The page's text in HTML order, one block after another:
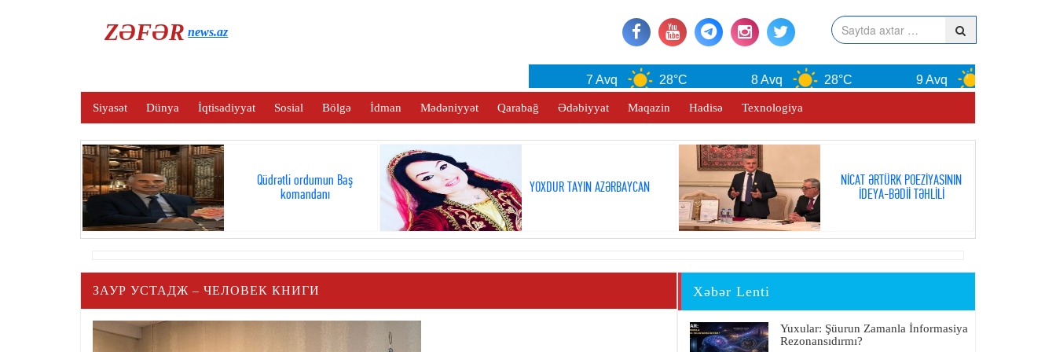
ZƏFƏRnews.az
7 Avq 28°C 8 Avq 28°C 9 Avq 30°C
Siyasət Dünya İqtisadiyyat Sosial Bölgə İdman Mədəniyyət Qarabağ Ədəbiyyat Maqazin Hadisə Texnologiya
Qüdrətli ordumun Baş
komandanı
YOXDUR TAYIN AZƏRBAYCAN
NİCAT ƏRTÜRK POEZİYASININ
İDEYA-BƏDİİ TƏHLİLİ
ЗАУР УСТАДЖ – ЧЕЛОВЕК КНИГИ Xəbər Lenti
Yuxular: Şüurun Zamanla İnformasiya
Rezonansıdırmı?